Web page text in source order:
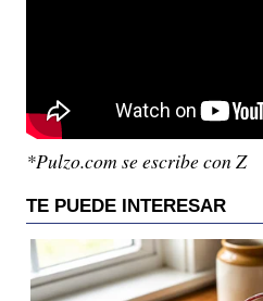
*Pulzo.com se escribe con Z